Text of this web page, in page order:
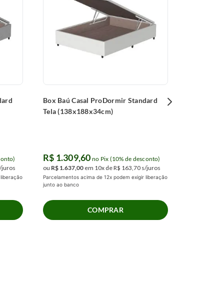
juros
Box Baú Casal ProDormir Standard
Tela (138x188x34cm)
R$ 1.309,60 no Pix (10% de desconto)
ou R$ 1.637,00 em 10x deR$ 163,70 s/juros
Parcelamentos acima de 12x podem exigir liberação
junto ao banco
COMPRAR